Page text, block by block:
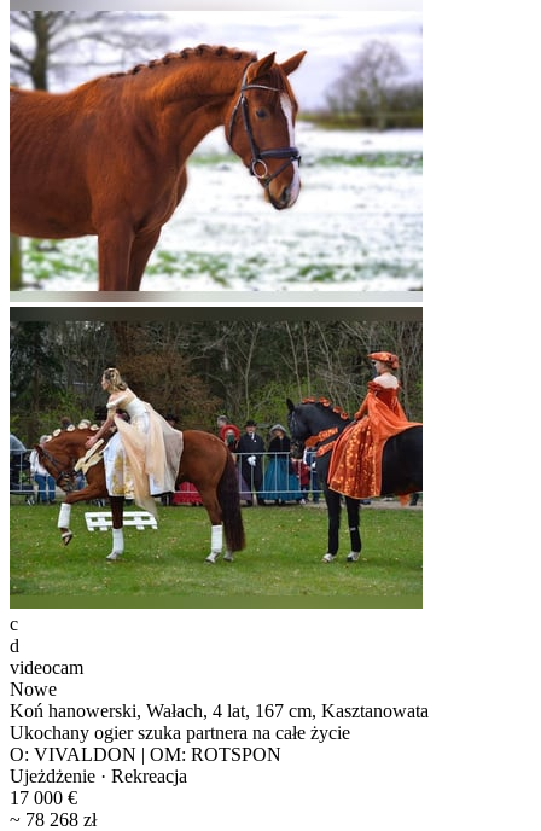
c
d
videocam
Nowe
Koń hanowerski, Wałach, 4 lat, 167 cm, Kasztanowata
Ukochany ogier szuka partnera na całe życie
O: VIVALDON | OM: ROTSPON
Ujeżdżenie · Rekreacja
17 000 €
~ 78 268 zł